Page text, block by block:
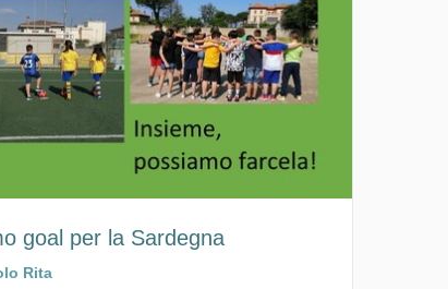
goal per la Sardegna
Rita